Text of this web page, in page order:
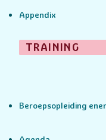
Appendix
TRAINING
Beroepsopleiding